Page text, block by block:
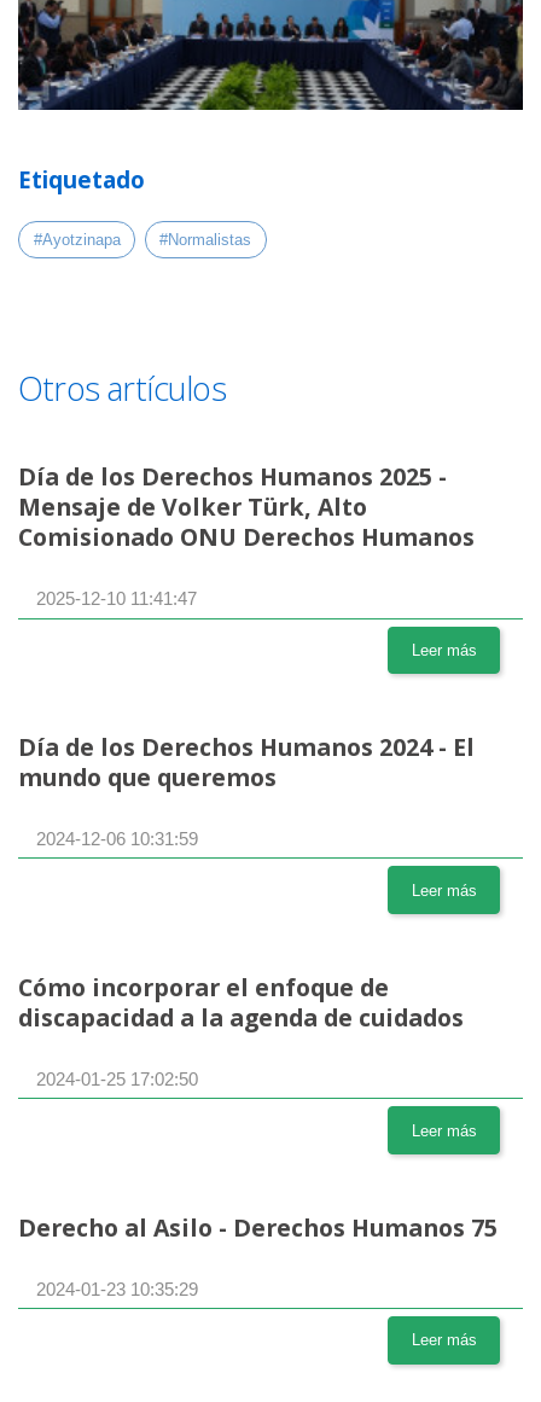
Etiquetado
#Ayotzinapa #Normalistas
Otros artículos
Día de los Derechos Humanos 2025 -
Mensaje de Volker Türk, Alto
Comisionado ONU Derechos Humanos
2025-12-10 11:41:47
Leer más
Día de los Derechos Humanos 2024 - El
mundo que queremos
2024-12-06 10:31:59
Leer más
Cómo incorporar el enfoque de
discapacidad a la agenda de cuidados
2024-01-25 17:02:50
Leer más
Derecho al Asilo - Derechos Humanos 75
2024-01-23 10:35:29
Leer más